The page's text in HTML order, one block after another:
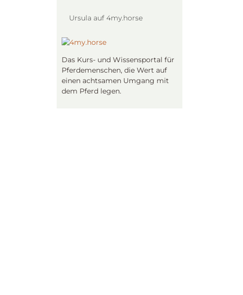
Ursula auf 4my.horse
Das Kurs- und Wissensportal für
Pferdemenschen, die Wert auf
einen achtsamen Umgang mit
dem Pferd legen.